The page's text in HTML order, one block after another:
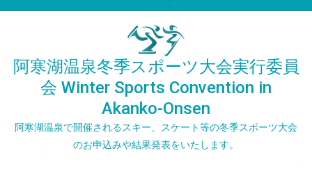
阿寒湖温泉冬季スポーツ大会実行委員
会 Winter Sports Convention in
Akanko-Onsen
阿寒湖温泉で開催されるスキー、スケート等の冬季スポーツ大会
のお申込みや結果発表をいたします。